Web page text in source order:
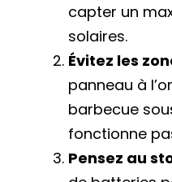
capter un
solaires.
Évitez les
panneau à
barbecue
fonctionne
Pensez au